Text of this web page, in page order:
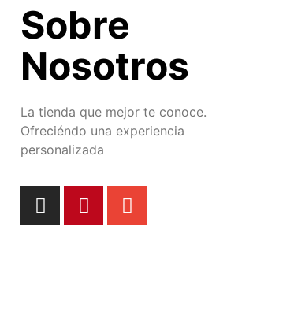
Sobre
Nosotros
La tienda que mejor te conoce.
Ofreciéndo una experiencia
personalizada